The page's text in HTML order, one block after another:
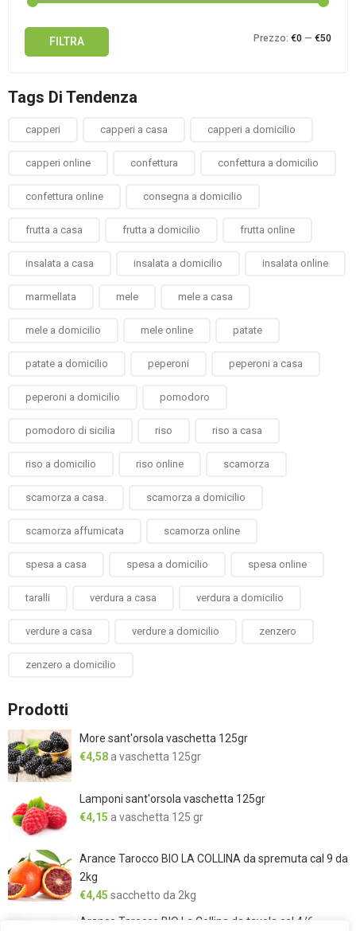
FILTRA Prezzo: €0 — €50
Tags Di Tendenza
capperi capperi a casa capperi a domicilio
capperi online confettura confettura a domicilio
confettura online consegna a domicilio
frutta a casa frutta a domicilio frutta online
insalata a casa insalata a domicilio insalata online
marmellata mele mele a casa
mele a domicilio mele online patate
patate a domicilio peperoni peperoni a casa
peperoni a domicilio pomodoro
pomodoro di sicilia riso riso a casa
riso a domicilio riso online scamorza
scamorza a casa. scamorza a domicilio
scamorza affumicata scamorza online
spesa a casa spesa a domicilio spesa online
taralli verdura a casa verdura a domicilio
verdure a casa verdure a domicilio zenzero
zenzero a domicilio
Prodotti
More sant'orsola vaschetta 125gr
€4,58 a vaschetta 125gr
Lamponi sant'orsola vaschetta 125gr
€4,15 a vaschetta 125 gr
Arance Tarocco BIO LA COLLINA da spremuta cal 9 da
2kg
€4,45 sacchetto da 2kg
Arance Tarocco BIO La Collina da tavola cal 4/6